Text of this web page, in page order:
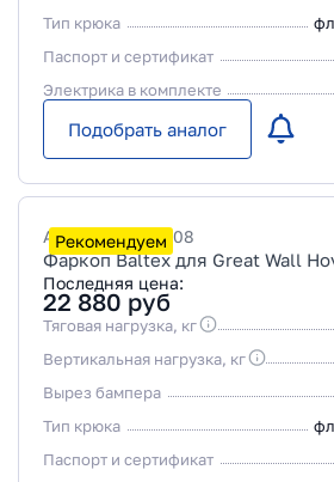
Тип крюка
Паспорт и сертификат
Электрика в комплекте
Подобрать аналог
Рекомендуем
Артикул28181708
Фаркоп Baltex для Great Wall
Последняя цена:
22 880 руб
Тяговая нагрузка, кг
Вертикальная нагрузка, кг
Вырез бампера
Тип крюка
Паспорт и сертификат